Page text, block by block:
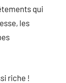
qui
les
riche !